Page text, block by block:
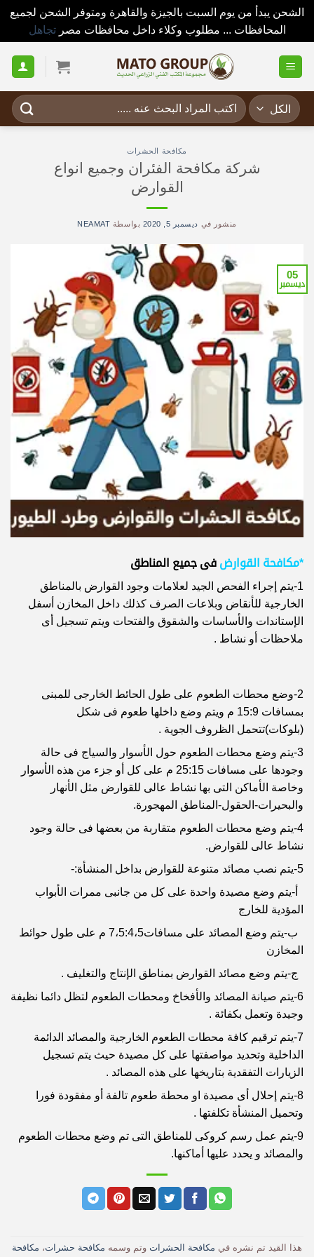
الشحن يبدأ من يوم السبت بالجيزة والقاهرة ومتوفر الشحن لجميع
المحافظات ... مطلوب وكلاء داخل محافظات مصرتجاهل
للمحتوى
البحث
عن:
مكافحة الحشرات
شركة مكافحة الفئران وجميع انواع
القوارض
منشور في ديسمبر 5, 2020 بواسطة NEAMAT
05
ديسمبر
*مكافحة القوارض فى جميع المناطق
1-يتم إجراء الفحص الجيد لعلامات وجود القوارض بالمناطق
الخارجية للأنقاض وبلاعات الصرف كذلك داخل المخازن أسفل
الإستاندات والأساسات والشقوق والفتحات ويتم تسجيل أى
ملاحظات أو نشاط .
2-وضع محطات الطعوم على طول الحائط الخارجى للمبنى
بمسافات 15:9 م ويتم وضع داخلها طعوم فى شكل
(بلوكات)تتحمل الظروف الجوية .
3-يتم وضع محطات الطعوم حول الأسوار والسياج فى حالة
وجودها على مسافات 25:15 م على كل أو جزء من هذه الأسوار
وخاصة الأماكن التى بها نشاط عالى للقوارض مثل الأنهار
والبحيرات-الحقول-المناطق المهجورة.
4-يتم وضع محطات الطعوم متقاربة من بعضها فى حالة وجود
نشاط عالى للقوارض.
5-يتم نصب مصائد متنوعة للقوارض بداخل المنشأة:-
أ-يتم وضع مصيدة واحدة على كل من جانبى ممرات الأبواب
المؤدية للخارج
ب-يتم وضع المصائد على مسافات7،5:4،5 م على طول حوائط
المخازن
ج-يتم وضع مصائد القوارض بمناطق الإنتاج والتغليف .
6-يتم صيانة المصائد والأفخاخ ومحطات الطعوم لتظل دائما نظيفة
وجيدة وتعمل بكفائة .
7-يتم ترقيم كافة محطات الطعوم الخارجية والمصائد الدائمة
الداخلية وتحديد مواصفتها على كل مصيدة حيث يتم تسجيل
الزيارات التفقدية بتاريخها على هذه المصائد .
8-يتم إحلال أى مصيدة او محطة طعوم تالفة أو مفقودة فورا
وتحميل المنشأة تكلفتها .
9-يتم عمل رسم كروكى للمناطق التى تم وضع محطات الطعوم
والمصائد و يحدد عليها أماكنها.
هذا القيد تم نشره في مكافحة الحشرات وتم وسمه مكافحة حشرات، مكافحة